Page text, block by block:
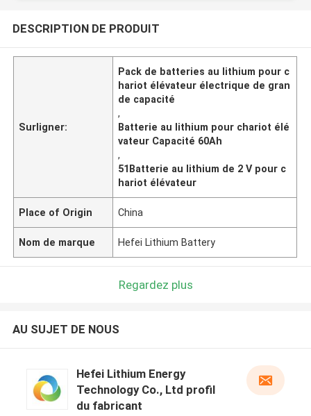
DESCRIPTION DE PRODUIT
Surligner:
Pack de batteries au lithium pour c
hariot élévateur électrique de gran
de capacité
,
Batterie au lithium pour chariot élé
vateur Capacité 60Ah
,
51Batterie au lithium de 2 V pour c
hariot élévateur
Place of Origin China
Nom de marque Hefei Lithium Battery
Regardez plus
AU SUJET DE NOUS
Hefei Lithium Energy
Technology Co., Ltd profil
du fabricant